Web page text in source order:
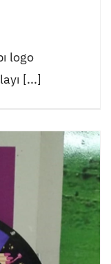
logo
[...]